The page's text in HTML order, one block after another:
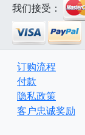
我们接受：
订购流程
付款
隐私政策
客户忠诚奖励